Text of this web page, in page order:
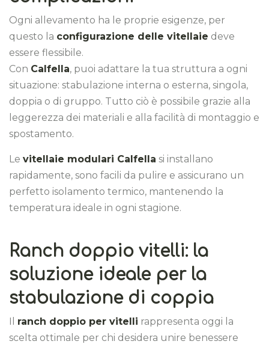
Ogni allevamento ha le proprie esigenze, per
questo la configurazione delle vitellaie deve
essere flessibile.
Con Calfella, puoi adattare la tua struttura a ogni
situazione: stabulazione interna o esterna, singola,
doppia o di gruppo. Tutto ciò è possibile grazie alla
leggerezza dei materiali e alla facilità di montaggio e
spostamento.
Le vitellaie modulari Calfella si installano
rapidamente, sono facili da pulire e assicurano un
perfetto isolamento termico, mantenendo la
temperatura ideale in ogni stagione.
Ranch doppio vitelli: la
soluzione ideale per la
stabulazione di coppia
Il ranch doppio per vitelli rappresenta oggi la
scelta ottimale per chi desidera unire benessere